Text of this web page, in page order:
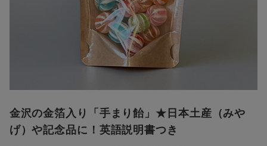
金沢の金箔入り「手まり飴」★日本土産（みや
げ）や記念品に！英語説明書つき